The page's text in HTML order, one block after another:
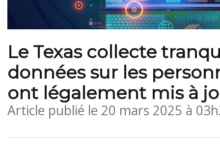
Le Texas collecte
données sur les
ont légalement mis à
Article publié le 20 mars 2025 à